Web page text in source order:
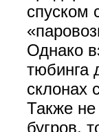
спуском
Однако
тюбинга
склонах
Также
бугров,